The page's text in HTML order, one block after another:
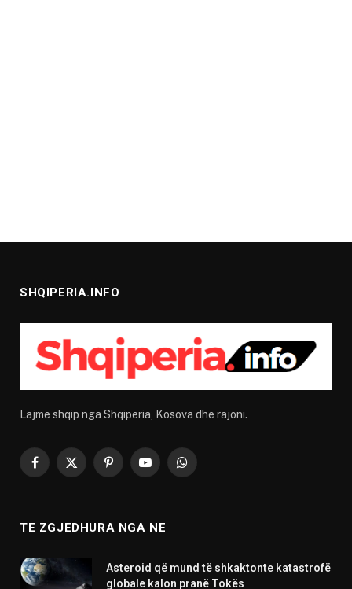
SHQIPERIA.INFO
Lajme shqip nga Shqiperia, Kosova dhe rajoni.
Facebook
X
PinterestYouTubeWhatsApp
TE ZGJEDHURA NGA NE
Asteroid që mund të shkaktonte katastrofë
globale kalon pranë Tokës